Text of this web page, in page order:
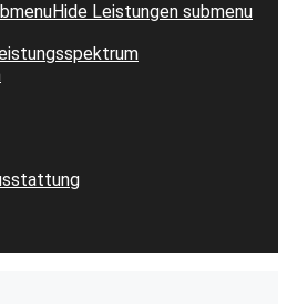
Hide Leistungen submenu